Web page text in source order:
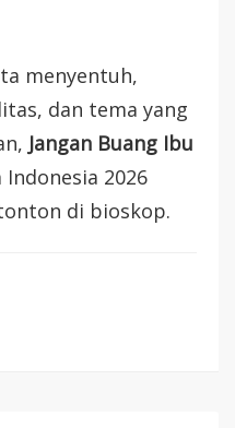
menyentuh,
dan tema yang
Jangan Buang Ibu
2026
di bioskop.